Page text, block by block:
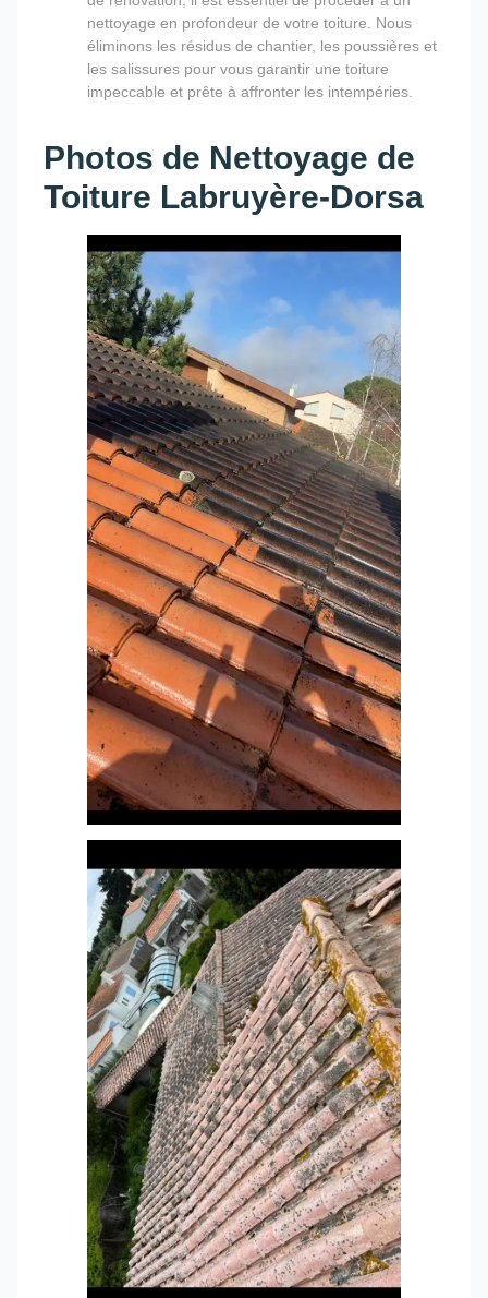
nettoyage en profondeur de votre toiture. Nous
éliminons les résidus de chantier, les poussières et
les salissures pour vous garantir une toiture
impeccable et prête à affronter les intempéries.
Photos de Nettoyage de
Toiture Labruyère-Dorsa